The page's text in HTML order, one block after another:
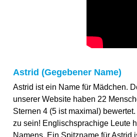
Astrid (Gegebener Name)
Astrid ist ein Name für Mädchen.
unserer Website haben 22
Sternen 4 (5 ist maximal)
zu sein! Englischsprachige Leute
Namens. Ein Spitzname für Astrid